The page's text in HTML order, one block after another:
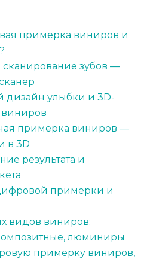
примерка виниров и
сканирование зубов —
дизайн улыбки и 3D-
примерка виниров —
в 3D
результата и
примерки и
видов виниров:
люминиры
примерку виниров,